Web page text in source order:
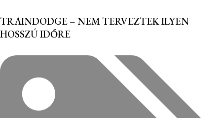
TRAINDODGE – NEM TERVEZTEK ILYEN
HOSSZÚ IDŐRE